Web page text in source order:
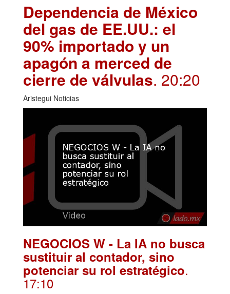
Dependencia de México
del gas de EE.UU.: el
90% importado y un
apagón a merced de
cierre de válvulas. 20:20
Aristegui Noticias
NEGOCIOS W - La IA no busca
sustituir al contador, sino
potenciar su rol estratégico.
17:10